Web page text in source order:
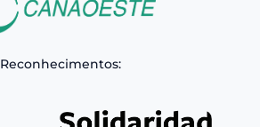
Reconhecimentos: